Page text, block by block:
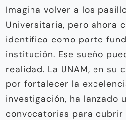
Imagina volver a los
Universitaria, pero ahora
identifica como parte
institución. Ese sueño
realidad. La UNAM, en su
por fortalecer la
investigación, ha lanzado
convocatorias para cubrir